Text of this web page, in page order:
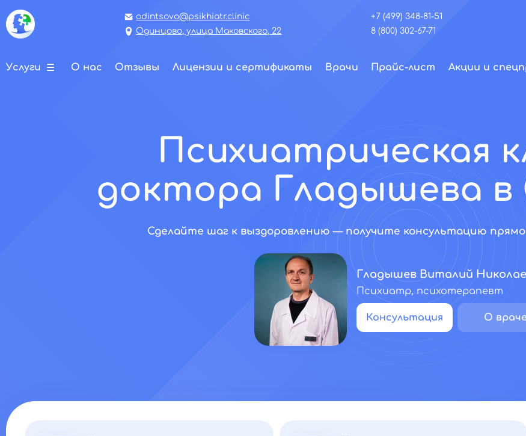
odintsovo@psikhiatr.clinic
Одинцово, улица Маковского, 22
+7 (499) 348-81-51
8 (800) 302-67-71
Услуги О нас Отзывы Лицензии и сертификаты Врачи Прайс-лист Акции и
Психиатрическая
доктора Гладышева в
Сделайте шаг к выздоровлению — получите консультацию прямо
Гладышев Виталий
Психиатр, психотерапевт
Консультация О